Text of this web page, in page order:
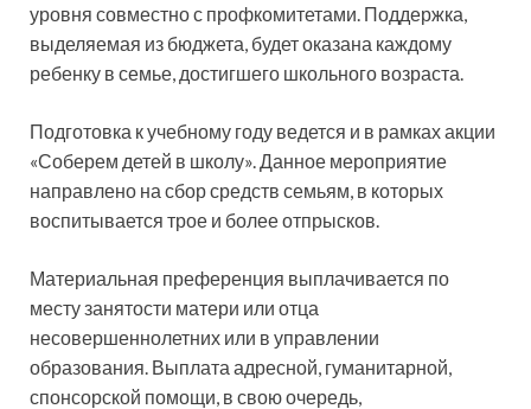
уровня совместно с профкомитетами. Поддержка,
выделяемая из бюджета, будет оказана каждому
ребенку в семье, достигшего школьного возраста.
Подготовка к учебному году ведется и в рамках акции
«Соберем детей в школу». Данное мероприятие
направлено на сбор средств семьям, в которых
воспитывается трое и более отпрысков.
Материальная преференция выплачивается по
месту занятости матери или отца
несовершеннолетних или в управлении
образования. Выплата адресной, гуманитарной,
спонсорской помощи, в свою очередь,